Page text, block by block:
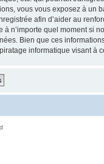
vous vous exposez à un
afin d’aider au
n’importe quel moment si
Bien que ces
informatique visant à